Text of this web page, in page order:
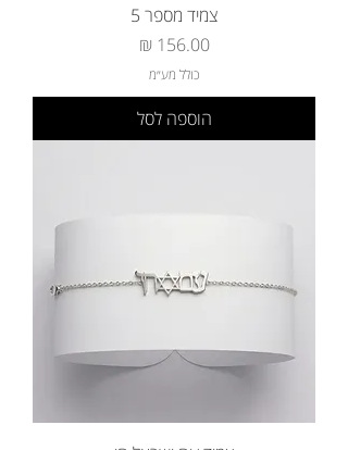
צמיד מספר 5
מחיר‏156.00 ‏₪
כולל מע״מ
הוספה לסל